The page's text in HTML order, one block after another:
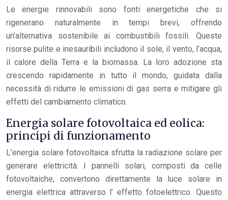
Le energie rinnovabili sono fonti energetiche che si
rigenerano naturalmente in tempi brevi, offrendo
un’alternativa sostenibile ai combustibili fossili. Queste
risorse pulite e inesauribili includono il sole, il vento, l’acqua,
il calore della Terra e la biomassa. La loro adozione sta
crescendo rapidamente in tutto il mondo, guidata dalla
necessità di ridurre le emissioni di gas serra e mitigare gli
effetti del cambiamento climatico.
Energia solare fotovoltaica ed eolica:
principi di funzionamento
L’energia solare fotovoltaica sfrutta la radiazione solare per
generare elettricità. I pannelli solari, composti da celle
fotovoltaiche, convertono direttamente la luce solare in
energia elettrica attraverso l’ effetto fotoelettrico. Questo